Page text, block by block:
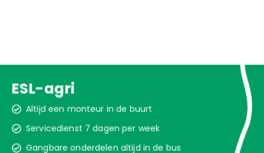
ESL-agri
Altijd een monteur in de buurt
Servicedienst 7 dagen per week
Gangbare onderdelen altijd in de bus